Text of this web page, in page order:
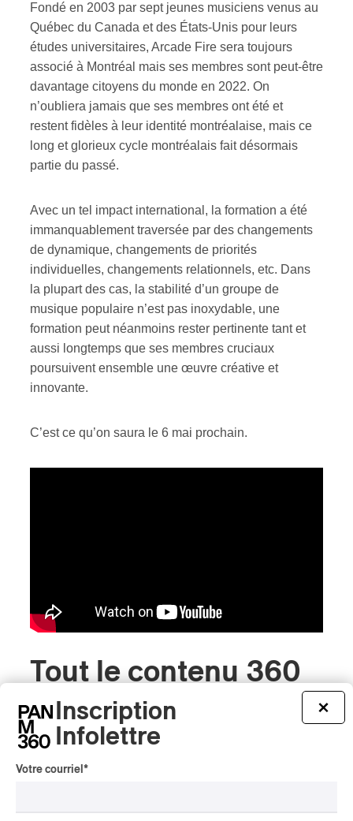
Fondé en 2003 par sept jeunes musiciens venus au
Québec du Canada et des États-Unis pour leurs
études universitaires, Arcade Fire sera toujours
associé à Montréal mais ses membres sont peut-être
davantage citoyens du monde en 2022. On
n’oubliera jamais que ses membres ont été et
restent fidèles à leur identité montréalaise, mais ce
long et glorieux cycle montréalais fait désormais
partie du passé.
Avec un tel impact international, la formation a été
immanquablement traversée par des changements
de dynamique, changements de priorités
individuelles, changements relationnels, etc. Dans
la plupart des cas, la stabilité d’un groupe de
musique populaire n’est pas inoxydable, une
formation peut néanmoins rester pertinente tant et
aussi longtemps que ses membres cruciaux
poursuivent ensemble une œuvre créative et
innovante.
C’est ce qu’on saura le 6 mai prochain.
Tout le contenu 360
INTERVIEW
ans de carrière
×
Inscription
Infolettre
Votre courriel *